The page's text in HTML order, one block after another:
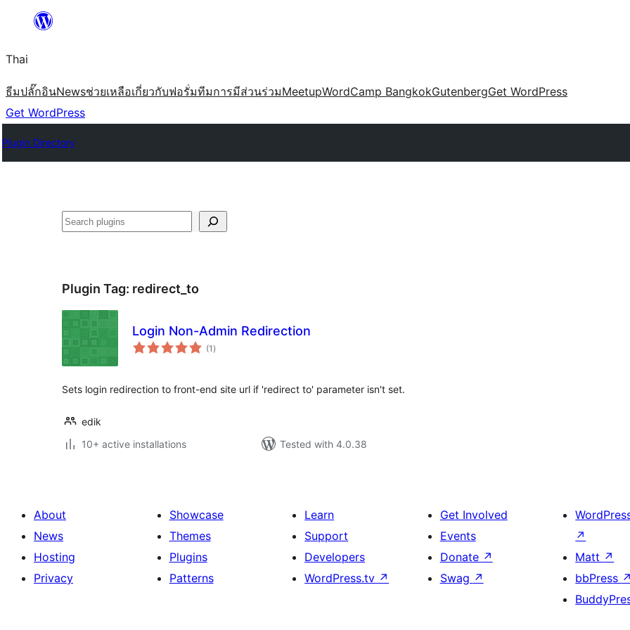
ยัง
เนื้อหา
Thai
ธีมปลั๊กอินNewsช่วยเหลือเกี่ยวกับฟอรั่มทีมการมีส่วนร่วมMeetupWordCamp BangkokGutenbergGet WordPress
Get WordPress
Plugin Directory
ค้นหา
Plugin Tag: redirect_to
Login Non-Admin Redirection
(1 total
ratings
)
Sets login redirection to front-end site url if 'redirect to' parameter isn't set.
edik
10+ active installations
Tested with 4.0.38
About
News
Hosting
Privacy
Showcase
Themes
Plugins
Patterns
Learn
Support
Developers
WordPress.tv ↗
Get Involved
Events
Donate ↗
Swag ↗
↗
Matt ↗
bbPress ↗